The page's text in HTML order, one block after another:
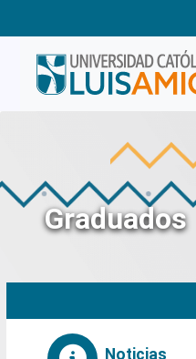
Graduados
Noticias